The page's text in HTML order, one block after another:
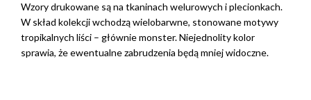
Wzory drukowane są na tkaninach welurowych i plecionkach.
W skład kolekcji wchodzą wielobarwne, stonowane motywy
tropikalnych liści – głównie monster. Niejednolity kolor
sprawia, że ewentualne zabrudzenia będą mniej widoczne.